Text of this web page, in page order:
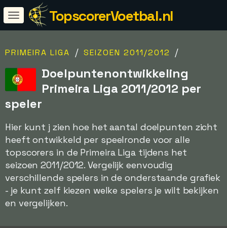
TopscorerVoetbal.nl
PRIMEIRA LIGA / SEIZOEN 2011/2012 /
Doelpuntenontwikkeling
Primeira Liga 2011/2012 per
speler
Hier kunt j zien hoe het aantal doelpunten zicht
heeft ontwikkeld per speelronde voor alle
topscorers in de Primeira Liga tijdens het
seizoen 2011/2012. Vergelijk eenvoudig
verschillende spelers in de onderstaande grafiek
- je kunt zelf kiezen welke spelers je wilt bekijken
en vergelijken.